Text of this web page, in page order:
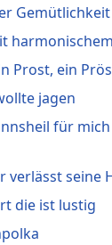
Gemütlichkeit
Prost, ein
jagen
für
verlässt seine
die ist lustig